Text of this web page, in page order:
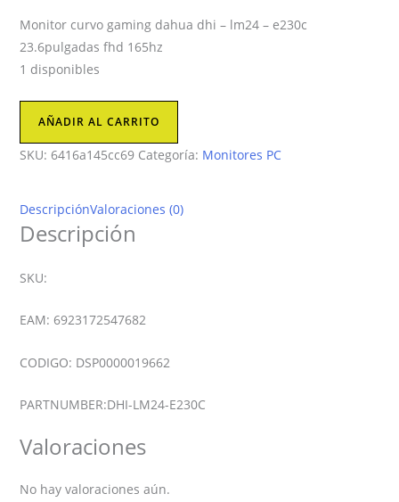
Monitor curvo gaming dahua dhi – lm24 – e230c
23.6pulgadas fhd 165hz
1 disponibles
cantidad
AÑADIR AL CARRITO
SKU: 6416a145cc69 Categoría: Monitores PC
DescripciónValoraciones (0)
Descripción
SKU:
EAM: 6923172547682
CODIGO: DSP0000019662
PARTNUMBER:DHI-LM24-E230C
Valoraciones
No hay valoraciones aún.